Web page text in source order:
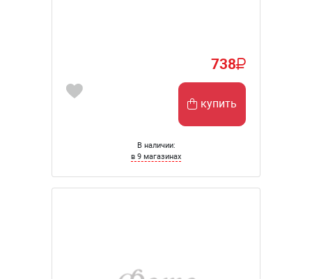
738
купить
В наличии:
в 9 магазинах